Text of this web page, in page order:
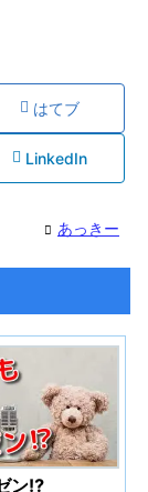
はてブ
LinkedIn
あっきー
ン⁉